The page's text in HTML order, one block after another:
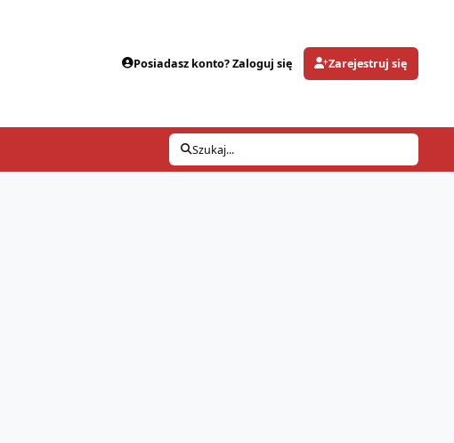
Posiadasz konto? Zaloguj się Zarejestruj się
Szukaj...